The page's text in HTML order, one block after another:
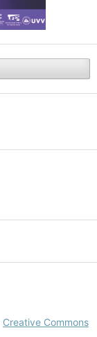
Creative Commons